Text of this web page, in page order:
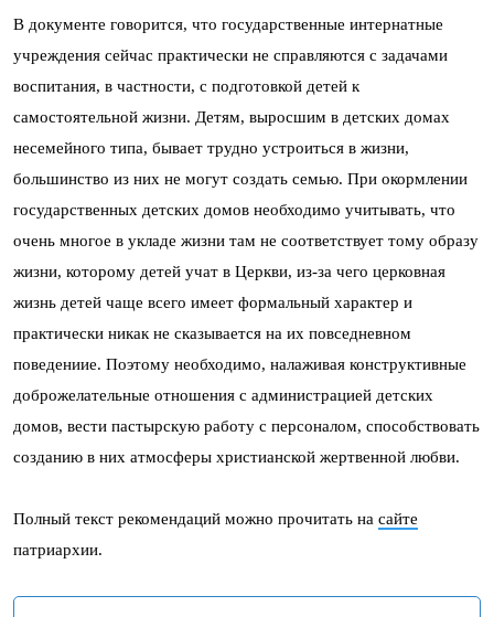
В документе говорится, что государственные интернатные
учреждения сейчас практически не справляются с задачами
воспитания, в частности, с подготовкой детей к
самостоятельной жизни. Детям, выросшим в детских домах
несемейного типа, бывает трудно устроиться в жизни,
большинство из них не могут создать семью. При окормлении
государственных детских домов необходимо учитывать, что
очень многое в укладе жизни там не соответствует тому образу
жизни, которому детей учат в Церкви, из-за чего церковная
жизнь детей чаще всего имеет формальный характер и
практически никак не сказывается на их повседневном
поведениие. Поэтому необходимо, налаживая конструктивные
доброжелательные отношения с администрацией детских
домов, вести пастырскую работу с персоналом, способствовать
созданию в них атмосферы христианской жертвенной любви.
Полный текст рекомендаций можно прочитать на сайте
патриархии.